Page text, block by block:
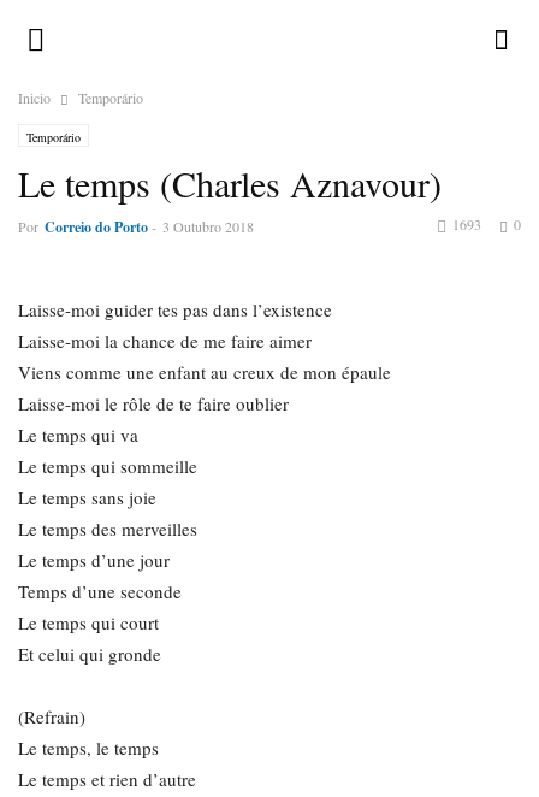
Inicio Temporário
Temporário
Le temps (Charles Aznavour)
Por Correio do Porto- 3 Outubro 2018 0
1693
Laisse-moi guider tes pas dans l’existence
Laisse-moi la chance de me faire aimer
Viens comme une enfant au creux de mon épaule
Laisse-moi le rôle de te faire oublier
Le temps qui va
Le temps qui sommeille
Le temps sans joie
Le temps des merveilles
Le temps d’une jour
Temps d’une seconde
Le temps qui court
Et celui qui gronde
(Refrain)
Le temps, le temps
Le temps et rien d’autre